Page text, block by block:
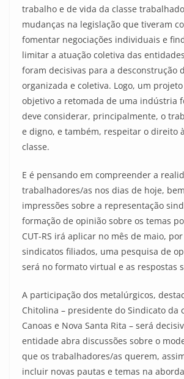
trabalho e de vida da classe
mudanças na legislação que tiveram
fomentar negociações individuais e
limitar a atuação coletiva das
foram decisivas para a desconstrução
organizada e coletiva. Logo, um
objetivo a retomada de uma indústria
deve considerar, principalmente, o
e digno, e também, respeitar o direito
classe.
E é pensando em compreender a
trabalhadores/as nos dias de hoje,
impressões sobre a representação
formação de opinião sobre os temas
CUT-RS irá aplicar no mês de maio,
sindicatos filiados, uma pesquisa de
será no formato virtual e as respostas
A participação dos metalúrgicos,
Chitolina – presidente do Sindicato da
Canoas e Nova Santa Rita – será
entidade abra discussões sobre o
que os trabalhadores/as querem,
incluir novas pautas e temas na